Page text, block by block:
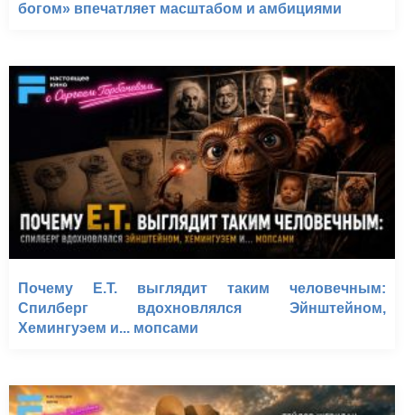
богом» впечатляет масштабом и амбициями
Почему E.T. выглядит таким человечным:
Спилберг вдохновлялся Эйнштейном,
Хемингуэем и... мопсами